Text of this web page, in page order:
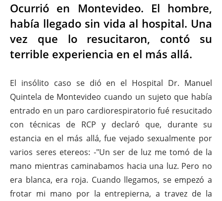
Ocurrió en Montevideo. El hombre,
había llegado sin vida al hospital. Una
vez que lo resucitaron, contó su
terrible experiencia en el más allá.
El insólito caso se dió en el Hospital Dr. Manuel
Quintela de Montevideo cuando un sujeto que había
entrado en un paro cardiorespiratorio fué resucitado
con técnicas de RCP y declaró que, durante su
estancia en el más allá, fue vejado sexualmente por
varios seres etereos: -"Un ser de luz me tomó de la
mano mientras caminabamos hacia una luz. Pero no
era blanca, era roja. Cuando llegamos, se empezó a
frotar mi mano por la entrepierna, a travez de la